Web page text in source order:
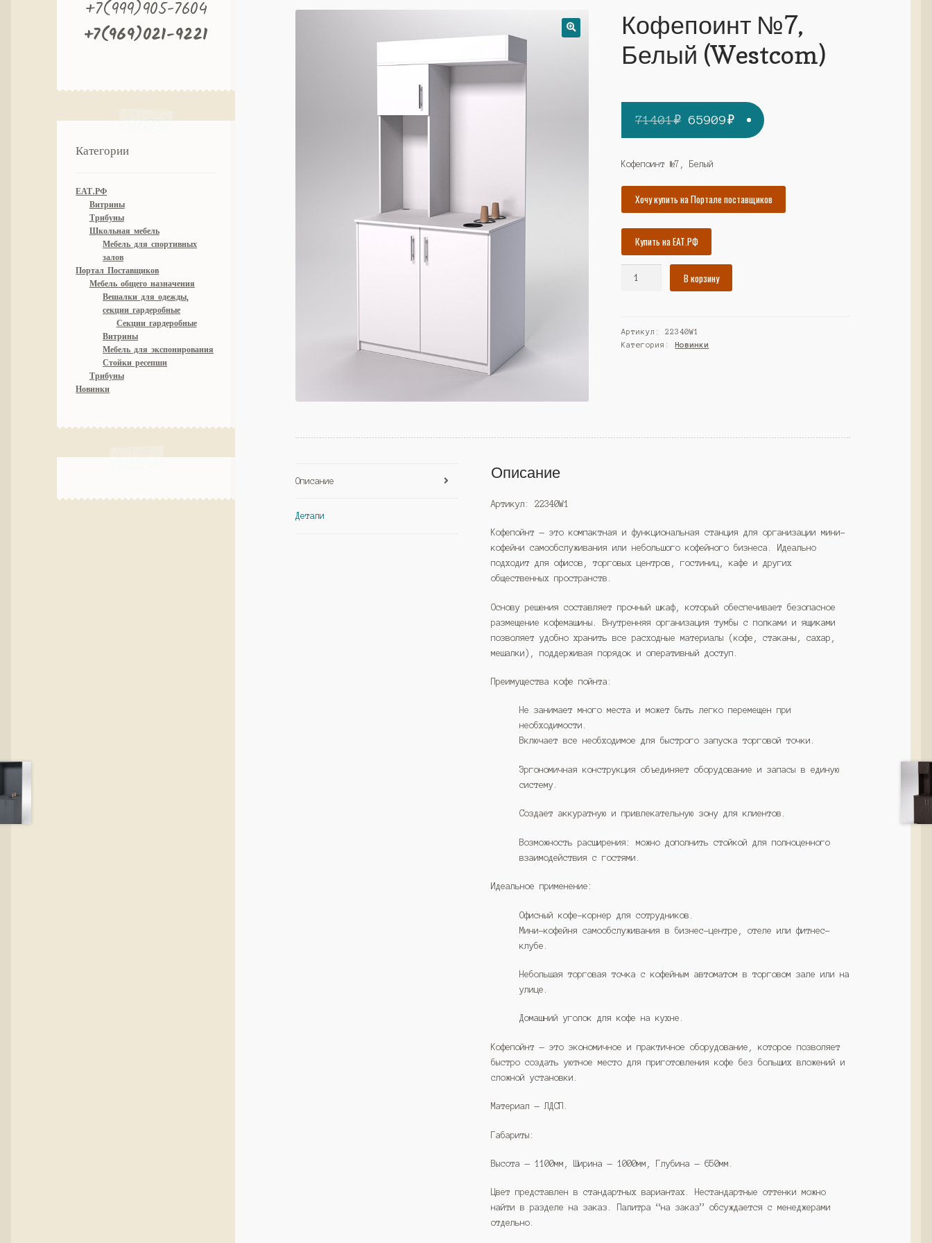
Кофепоинт №7,
Белый (Westcom)
71401₽ Первоначальная
цена
составляла
71401₽.
65909₽Текущая
цена:
Кофепоинт №7, Белый
Хочу купить на Портале поставщиков
Купить на ЕАТ.РФ
Белый
(Westcom)
В корзину
Артикул:22340W1
Категория:Новинки
Описание
Детали
Описание
Артикул: 22340W1
Кофепойнт — это компактная и функциональная станция для организации мини-
кофейни самообслуживания или небольшого кофейного бизнеса. Идеально
подходит для офисов, торговых центров, гостиниц, кафе и других
общественных пространств.
Основу решения составляет прочный шкаф, который обеспечивает безопасное
размещение кофемашины. Внутренняя организация тумбы с полками и ящиками
позволяет удобно хранить все расходные материалы (кофе, стаканы, сахар,
мешалки), поддерживая порядок и оперативный доступ.
Преимущества кофе пойнта:
Не занимает много места и может быть легко перемещен при
необходимости.
Включает все необходимое для быстрого запуска торговой точки.
Эргономичная конструкция объединяет оборудование и запасы в единую
систему.
Создает аккуратную и привлекательную зону для клиентов.
Возможность расширения: можно дополнить стойкой для полноценного
взаимодействия с гостями.
Идеальное применение:
Офисный кофе-корнер для сотрудников.
Мини-кофейня самообслуживания в бизнес-центре, отеле или фитнес-
клубе.
Небольшая торговая точка с кофейным автоматом в торговом зале или на
улице.
Домашний уголок для кофе на кухне.
Кофепойнт — это экономичное и практичное оборудование, которое позволяет
быстро создать уютное место для приготовления кофе без больших вложений и
сложной установки.
Материал — ЛДСП.
Габариты:
Высота — 1100мм, Ширина — 1000мм, Глубина — 650мм.
Цвет представлен в стандартных вариантах. Нестандартные оттенки можно
найти в разделе на заказ. Палитра “на заказ” обсуждается с менеджерами
отдельно.
+7(999)905-7604
+7(969)021-9221
Категории
ЕАТ.РФ
Витрины
Трибуны
Школьная мебель
Мебель для спортивных
залов
Портал Поставщиков
Мебель общего назначения
Вешалки для одежды,
секции гардеробные
Секции гардеробные
Витрины
Мебель для экспонирования
Стойки ресепшн
Трибуны
Новинки